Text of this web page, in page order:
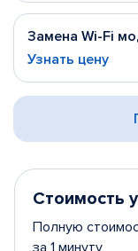
Замена Wi-Fi
Узнать цену
Стоимость
Полную
за 1 минуту